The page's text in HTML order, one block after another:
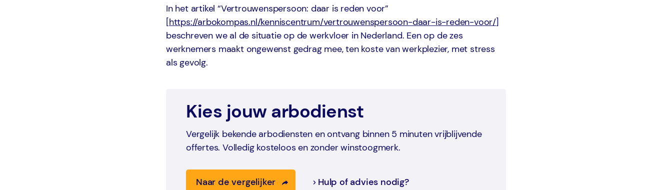
In het artikel “Vertrouwenspersoon: daar is reden voor”
[https://arbokompas.nl/kenniscentrum/vertrouwenspersoon-daar-is-reden-voor/]
beschreven we al de situatie op de werkvloer in Nederland. Een op de zes
werknemers maakt ongewenst gedrag mee, ten koste van werkplezier, met stress
als gevolg.
Kies jouw arbodienst
Vergelijk bekende arbodiensten en ontvang binnen 5 minuten vrijblijvende
offertes. Volledig kosteloos en zonder winstoogmerk.
Naar de vergelijker Hulp of advies nodig?